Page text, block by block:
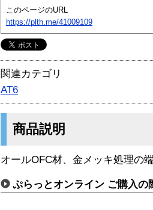
このページのURL
https://plth.me/41009109
関連カテゴリ
AT6
商品説明
オールOFC材、金メッキ処理の
ぷらっとオンライン ご購入の